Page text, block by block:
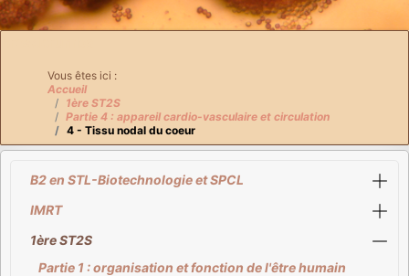
Vous êtes ici :
Accueil
1ère ST2S
Partie 4 : appareil cardio-vasculaire et circulation
4 - Tissu nodal du coeur
B2 en STL-Biotechnologie et SPCL
IMRT
1ère ST2S
Partie 1 : organisation et fonction de l'être humain